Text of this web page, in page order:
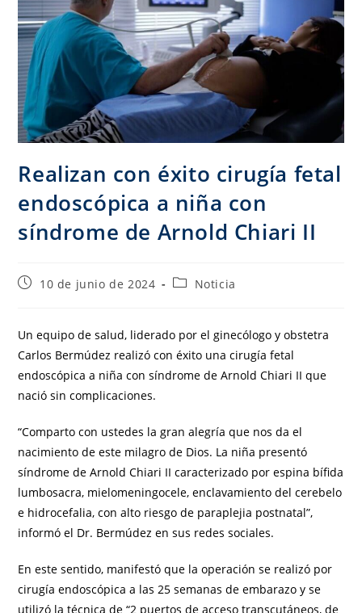
Realizan con éxito cirugía fetal
endoscópica a niña con
síndrome de Arnold Chiari II
10 de junio de 2024 Noticia
Un equipo de salud, liderado por el ginecólogo y obstetra
Carlos Bermúdez realizó con éxito una cirugía fetal
endoscópica a niña con síndrome de Arnold Chiari II que
nació sin complicaciones.
“Comparto con ustedes la gran alegría que nos da el
nacimiento de este milagro de Dios. La niña presentó
síndrome de Arnold Chiari II caracterizado por espina bífida
lumbosacra, mielomeningocele, enclavamiento del cerebelo
e hidrocefalia, con alto riesgo de paraplejia postnatal”,
informó el Dr. Bermúdez en sus redes sociales.
En este sentido, manifestó que la operación se realizó por
cirugía endoscópica a las 25 semanas de embarazo y se
utilizó la técnica de “2 puertos de acceso transcutáneos, de